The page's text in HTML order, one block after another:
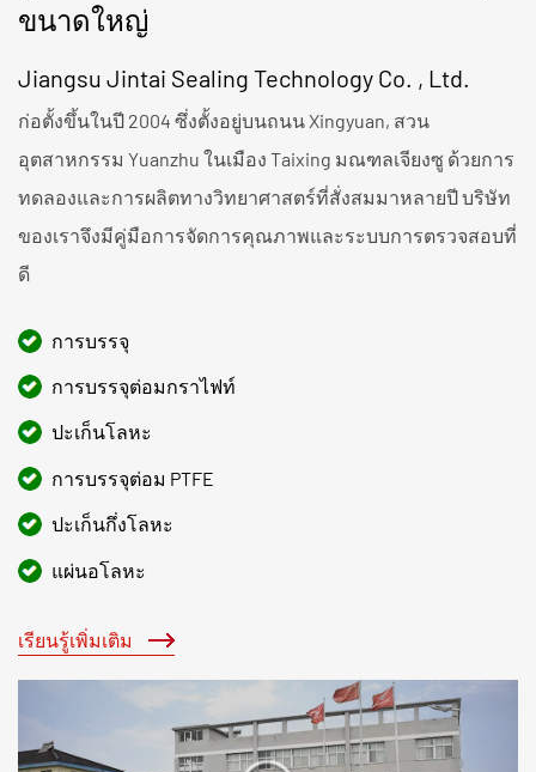
ขนาดใหญ่
Jiangsu Jintai Sealing Technology Co. , Ltd.
ก่อตั้งขึ้นในปี 2004 ซึ่งตั้งอยู่บนถนน Xingyuan, สวน
อุตสาหกรรม Yuanzhu ในเมือง Taixing มณฑลเจียงซู ด้วยการ
ทดลองและการผลิตทางวิทยาศาสตร์ที่สั่งสมมาหลายปี บริษัท
ของเราจึงมีคู่มือการจัดการคุณภาพและระบบการตรวจสอบที่
ดี
การบรรจุ
การบรรจุต่อมกราไฟท์
ปะเก็นโลหะ
การบรรจุต่อม PTFE
ปะเก็นกึ่งโลหะ
แผ่นอโลหะ
เรียนรู้เพิ่มเติม